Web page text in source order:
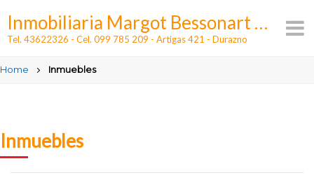
content
Inmobiliaria Margot Bessonart - Alquileres y ventas en Durazno
Tel. 43622326 - Cel. 099 785 209 - Artigas 421 - Durazno
Home Inmuebles
Inmuebles